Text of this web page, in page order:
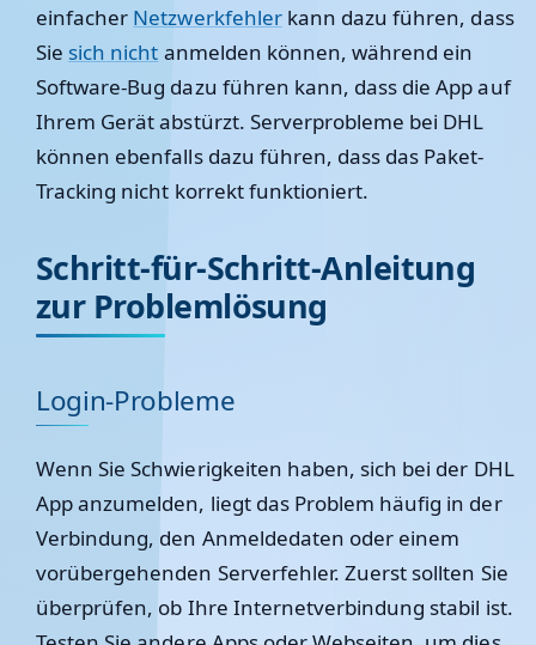
einfacher Netzwerkfehlerkann dazu führen, dass
Sie sich nicht anmelden können, während ein
Software-Bug dazu führen kann, dass die App auf
Ihrem Gerät abstürzt. Serverprobleme bei DHL
können ebenfalls dazu führen, dass das Paket-
Tracking nicht korrekt funktioniert.
Schritt-für-Schritt-Anleitung
zur Problemlösung
Login-Probleme
Wenn Sie Schwierigkeiten haben, sich bei der DHL
App anzumelden, liegt das Problem häufig in der
Verbindung, den Anmeldedaten oder einem
vorübergehenden Serverfehler. Zuerst sollten Sie
überprüfen, ob Ihre Internetverbindung stabil ist.